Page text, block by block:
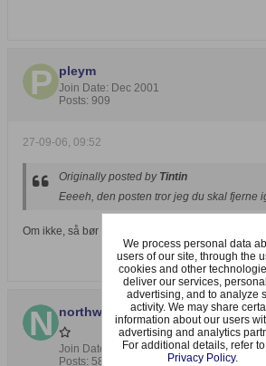
pleym
Join Date: Dec 2001
Posts: 909
27-09-06, 09:52
Originally posted by Tintin
Eeeeh, den posten tror jeg du skal fjerne
Om ikke, så bør admin gjøre det
northwood
Join Date:
Nov 2005
Posts: 588
We process personal data
users of our site, through the
cookies and other
deliver our services,
advertising, and to analyze
activity. We may share
information about our users
advertising and analytics
For additional details, refer
Privacy Policy.